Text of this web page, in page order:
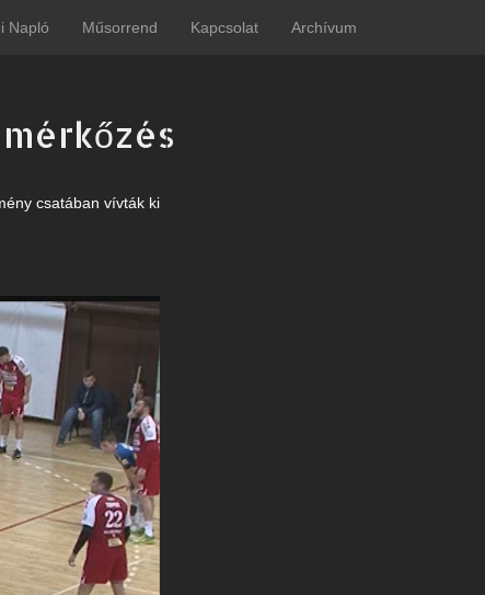
Napló Műsorrend Kapcsolat Archívum
csatában vívták ki